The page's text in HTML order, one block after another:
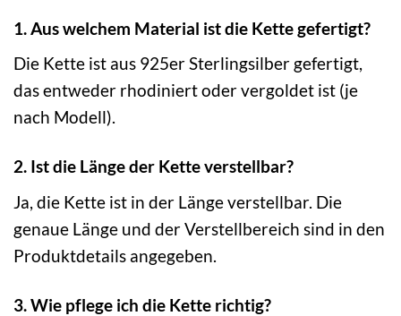
1. Aus welchem Material ist die Kette gefertigt?
Die Kette ist aus 925er Sterlingsilber gefertigt,
das entweder rhodiniert oder vergoldet ist (je
nach Modell).
2. Ist die Länge der Kette verstellbar?
Ja, die Kette ist in der Länge verstellbar. Die
genaue Länge und der Verstellbereich sind in den
Produktdetails angegeben.
3. Wie pflege ich die Kette richtig?